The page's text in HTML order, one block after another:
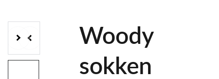
Woody
sokken